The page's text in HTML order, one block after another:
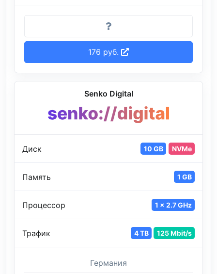
176 руб.
Senko Digital
Диск 10 GB NVMe
Память 1 GB
Процессор 1 x 2.7 GHz
Трафик 4 TB 125 Mbit/s
Германия